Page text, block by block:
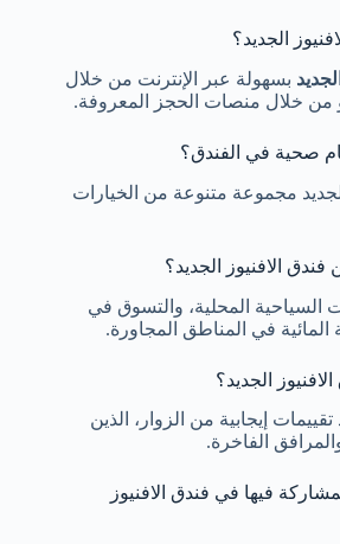
الجديد؟
بسهولة عبر الإنترنت من خلال
من خلال منصات الحجز المعروفة.
صحية في الفندق؟
مجموعة متنوعة من الخيارات
الافنيوز الجديد؟
السياحية المحلية، والتسوق في
المائية في المناطق المجاورة.
الجديد؟
إيجابية من الزوار، الذين
الفاخرة.
فيها في فندق الافنيوز